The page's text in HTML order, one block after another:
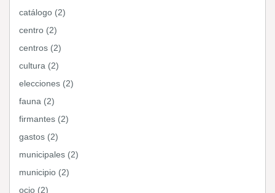
catálogo (2)
centro (2)
centros (2)
cultura (2)
elecciones (2)
fauna (2)
firmantes (2)
gastos (2)
municipales (2)
municipio (2)
ocio (2)